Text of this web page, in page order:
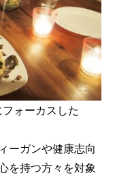
ォーカスした
ーガンや健康志向
を持つ方々を対象